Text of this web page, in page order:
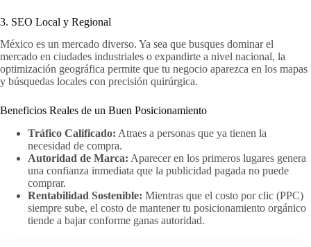
3. SEO Local y Regional
México es un mercado diverso. Ya sea que busques dominar el
mercado en ciudades industriales o expandirte a nivel nacional, la
optimización geográfica permite que tu negocio aparezca en los mapas
y búsquedas locales con precisión quirúrgica.
Beneficios Reales de un Buen Posicionamiento
Tráfico Calificado: Atraes a personas que ya tienen la
necesidad de compra.
Autoridad de Marca: Aparecer en los primeros lugares genera
una confianza inmediata que la publicidad pagada no puede
comprar.
Rentabilidad Sostenible: Mientras que el costo por clic (PPC)
siempre sube, el costo de mantener tu posicionamiento orgánico
tiende a bajar conforme ganas autoridad.